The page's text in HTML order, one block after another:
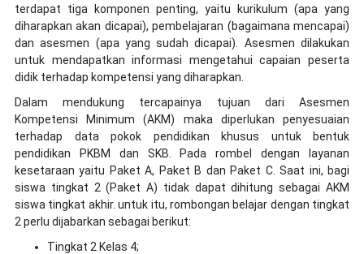
terdapat tiga komponen penting, yaitu kurikulum (apa yang
diharapkan akan dicapai), pembelajaran (bagaimana mencapai)
dan asesmen (apa yang sudah dicapai). Asesmen dilakukan
untuk mendapatkan informasi mengetahui capaian peserta
didik terhadap kompetensi yang diharapkan.
Dalam mendukung tercapainya tujuan dari Asesmen
Kompetensi Minimum (AKM) maka diperlukan penyesuaian
terhadap data pokok pendidikan khusus untuk bentuk
pendidikan PKBM dan SKB. Pada rombel dengan layanan
kesetaraan yaitu Paket A, Paket B dan Paket C. Saat ini, bagi
siswa tingkat 2 (Paket A) tidak dapat dihitung sebagai AKM
siswa tingkat akhir. untuk itu, rombongan belajar dengan tingkat
2 perlu dijabarkan sebagai berikut:
Tingkat 2 Kelas 4;